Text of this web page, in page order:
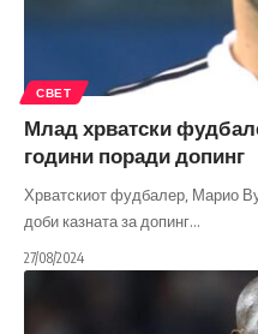
СВЕТ
Млад хрватски
години поради допинг
Хрватскиот фудбалер, Марио
доби казната за допинг…
27/08/2024